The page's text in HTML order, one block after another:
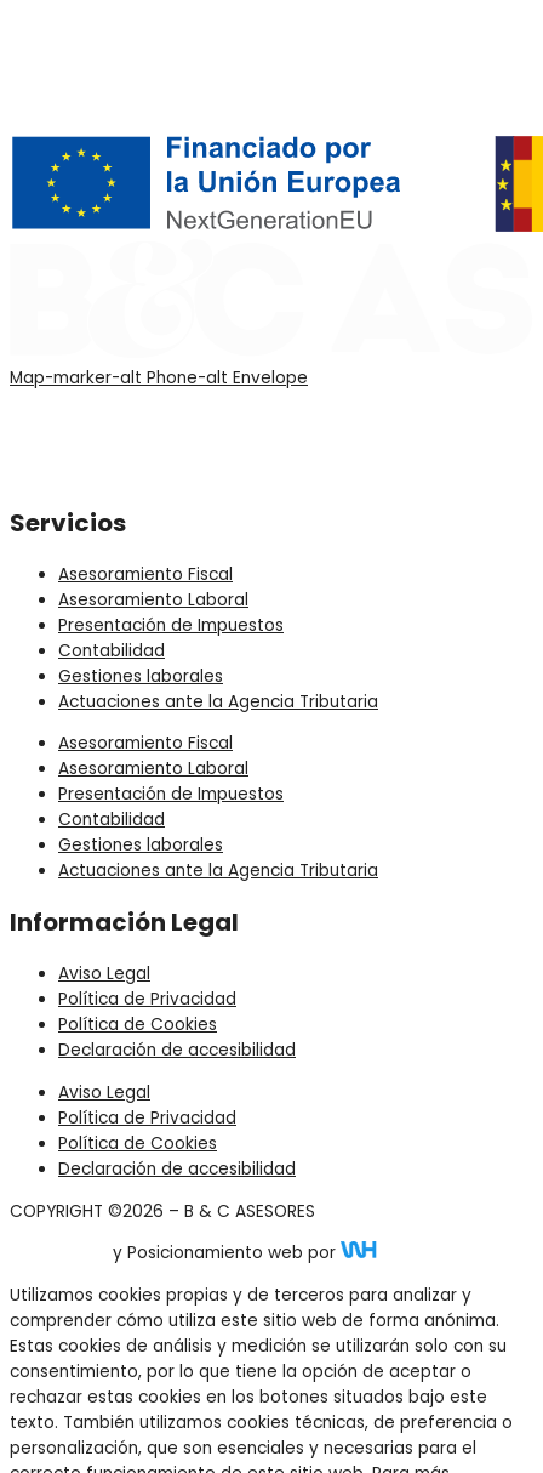
Map-marker-alt Phone-alt Envelope
Servicios
Asesoramiento Fiscal
Asesoramiento Laboral
Presentación de Impuestos
Contabilidad
Gestiones laborales
Actuaciones ante la Agencia Tributaria
Asesoramiento Fiscal
Asesoramiento Laboral
Presentación de Impuestos
Contabilidad
Gestiones laborales
Actuaciones ante la Agencia Tributaria
Información Legal
Aviso Legal
Política de Privacidad
Política de Cookies
Declaración de accesibilidad
Aviso Legal
Política de Privacidad
Política de Cookies
Declaración de accesibilidad
COPYRIGHT ©2026 – B & C ASESORES
y Posicionamiento web por
Utilizamos cookies propias y de terceros para analizar y
comprender cómo utiliza este sitio web de forma anónima.
Estas cookies de análisis y medición se utilizarán solo con su
consentimiento, por lo que tiene la opción de aceptar o
rechazar estas cookies en los botones situados bajo este
texto. También utilizamos cookies técnicas, de preferencia o
personalización, que son esenciales y necesarias para el